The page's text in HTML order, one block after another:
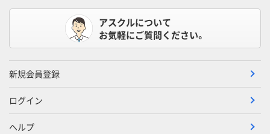
アスクルについて
お気軽にご質問ください。
新規会員登録
ログイン
ヘルプ